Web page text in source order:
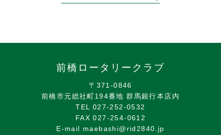
前橋ロータリークラブ
〒371-0846
前橋市元総社町194番地 群馬銀行本店内
TEL 027-252-0532
FAX 027-254-0612
E-mail maebashi@rid2840.jp